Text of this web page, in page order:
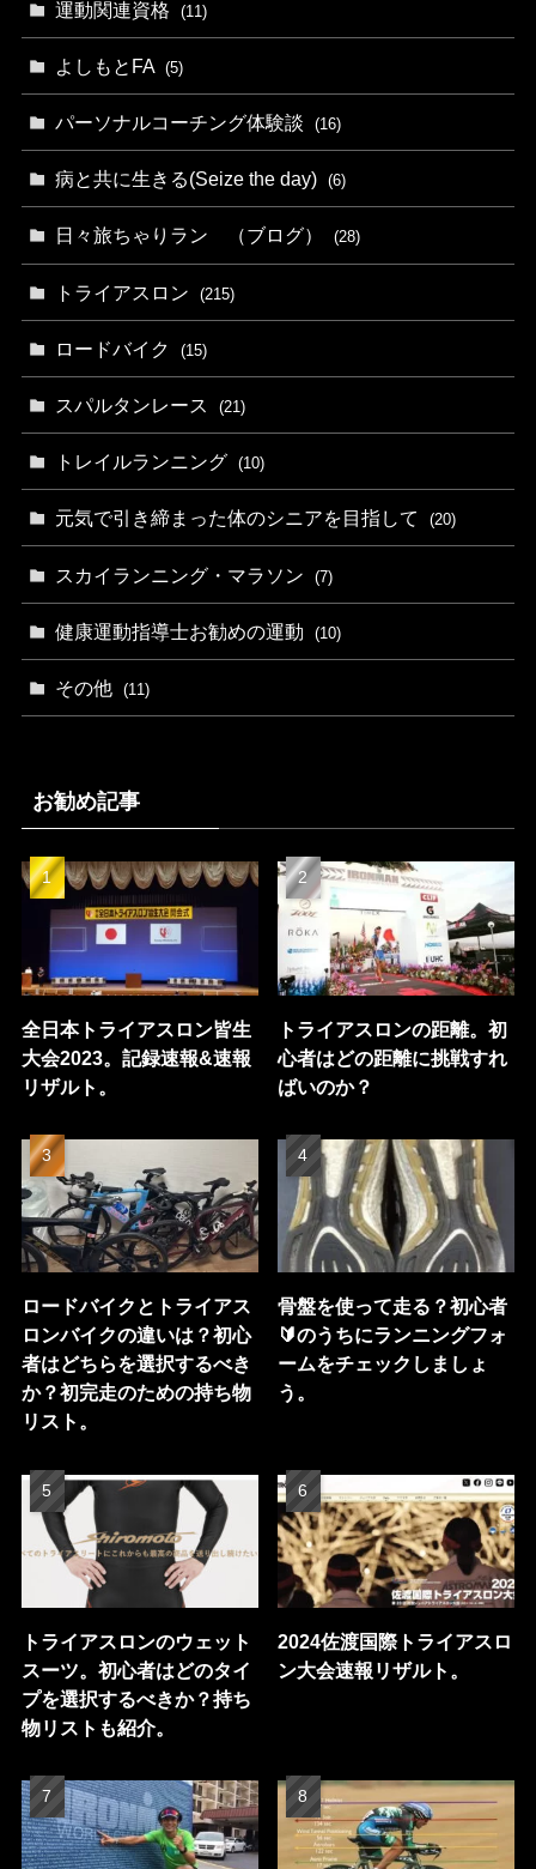
運動関連資格 (11)
よしもとFA (5)
パーソナルコーチング体験談 (16)
病と共に生きる(Seize the day) (6)
日々旅ちゃりラン （ブログ） (28)
トライアスロン (215)
ロードバイク (15)
スパルタンレース (21)
トレイルランニング (10)
元気で引き締まった体のシニアを目指して (20)
スカイランニング・マラソン (7)
健康運動指導士お勧めの運動 (10)
その他 (11)
お勧め記事
全日本トライアスロン皆生
大会2023。記録速報&速報
リザルト。
トライアスロンの距離。初
心者はどの距離に挑戦すれ
ばいのか？
ロードバイクとトライアス
ロンバイクの違いは？初心
者はどちらを選択するべき
か？初完走のための持ち物
リスト。
骨盤を使って走る？初心者
🔰のうちにランニングフォ
ームをチェックしましょ
う。
トライアスロンのウェット
スーツ。初心者はどのタイ
プを選択するべきか？持ち
物リストも紹介。
2024佐渡国際トライアスロ
ン大会速報リザルト。